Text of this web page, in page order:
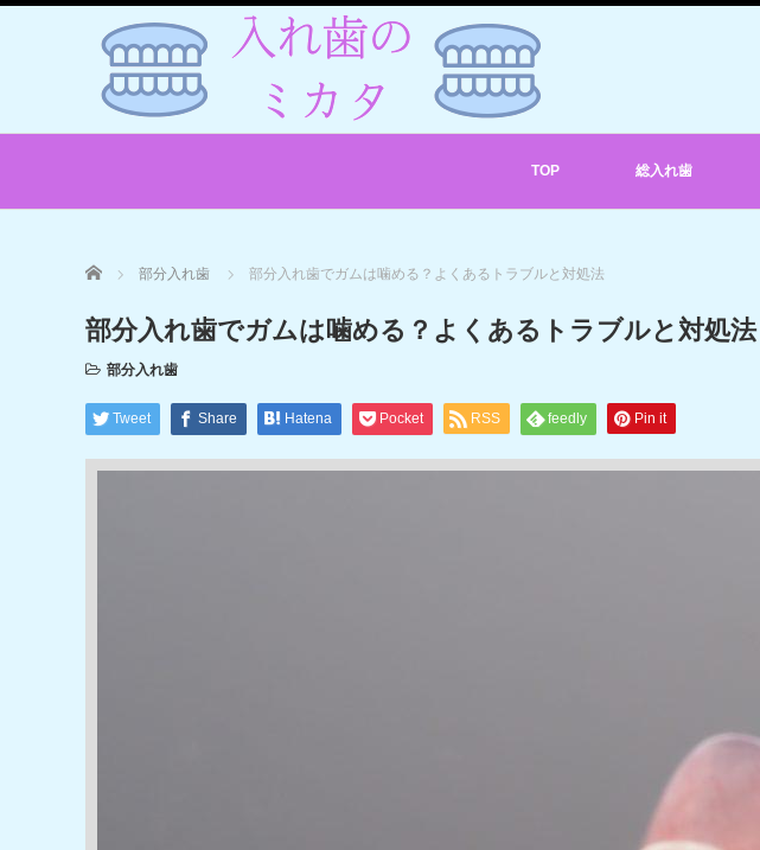
TOP 総入れ歯
Home 部分入れ歯 部分入れ歯でガムは噛める？よくあるトラブルと対処法
部分入れ歯でガムは噛める？よくあるトラブルと対処法
部分入れ歯
Tweet Share Hatena Pocket RSS feedly Pin it